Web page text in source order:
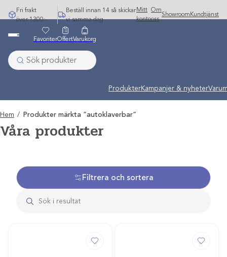
Hoppa
till
Fri frakt
över 1300:-
Beställ innan 14 så skickar
vi samma dag
Mitt
konto
Om
oss
Showroom Kundtjänst
ProdukterKampanjer & nyheter
FavoriterOffertVarukorg
Hem / Produkter märkta ”autoklaverbar”
Våra produkter
Filtrera och sortera